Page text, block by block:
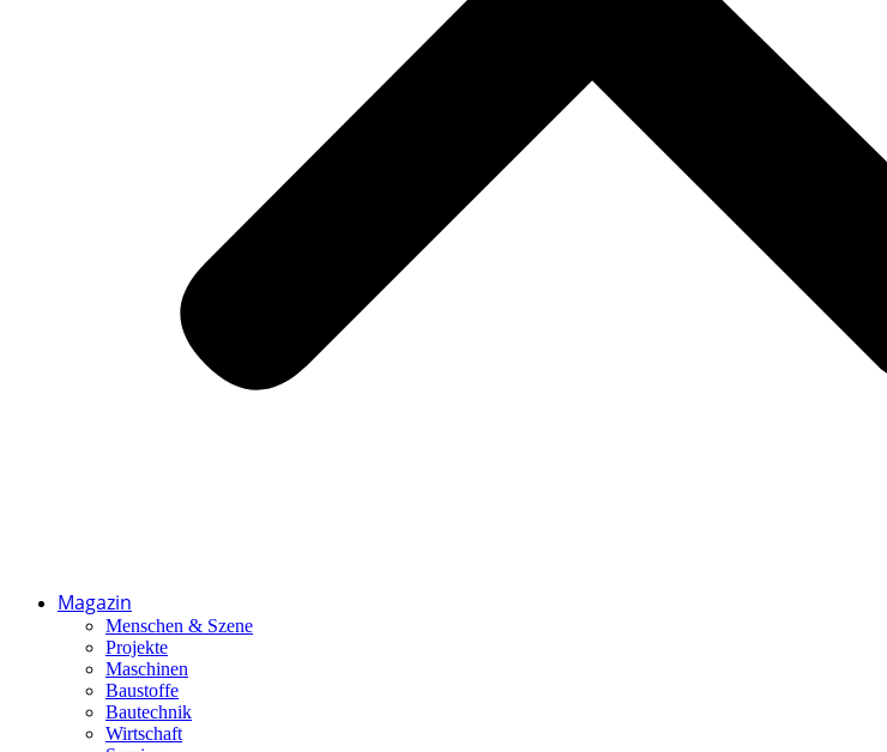
Magazin
Menschen & Szene
Projekte
Maschinen
Baustoffe
Bautechnik
Wirtschaft